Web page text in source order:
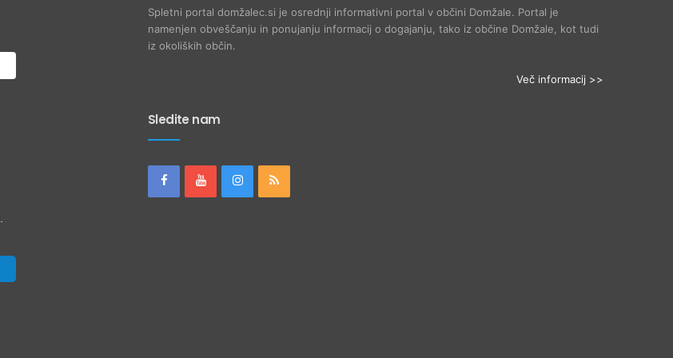
Spletni portal domžalec.si je osrednji informativni portal v občini Domžale. Portal je
namenjen obveščanju in ponujanju informacij o dogajanju, tako iz občine Domžale, kot tudi
iz okoliških občin.
Več informacij >>
Sledite nam